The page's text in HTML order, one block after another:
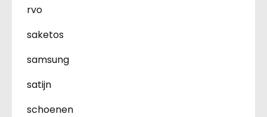
rvo
saketos
samsung
satijn
schoenen